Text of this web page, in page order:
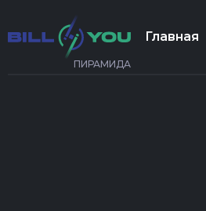
ПИРАМИДА
Главная